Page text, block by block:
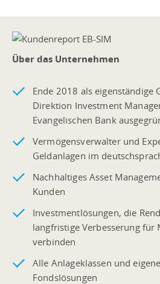
Über das Unternehmen
Ende 2018 als eigenständige
Direktion Investment
Evangelischen Bank
Vermögensverwalter und
Geldanlagen im
Nachhaltiges Asset
Kunden
Investmentlösungen, die
langfristige Verbesserung für
verbinden
Alle Anlageklassen und
Fondslösungen